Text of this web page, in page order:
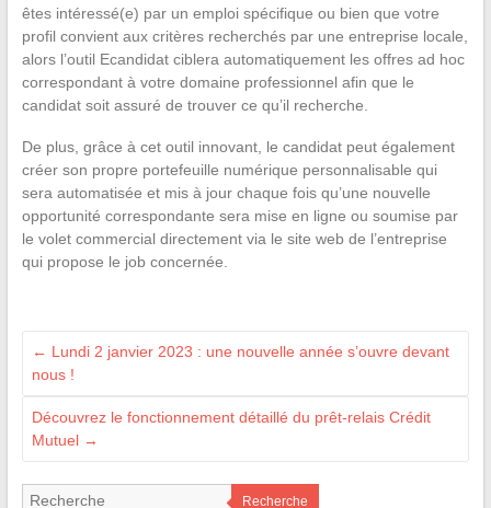
êtes intéressé(e) par un emploi spécifique ou bien que votre
profil convient aux critères recherchés par une entreprise locale,
alors l’outil Ecandidat ciblera automatiquement les offres ad hoc
correspondant à votre domaine professionnel afin que le
candidat soit assuré de trouver ce qu’il recherche.
De plus, grâce à cet outil innovant, le candidat peut également
créer son propre portefeuille numérique personnalisable qui
sera automatisée et mis à jour chaque fois qu’une nouvelle
opportunité correspondante sera mise en ligne ou soumise par
le volet commercial directement via le site web de l’entreprise
qui propose le job concernée.
← Lundi 2 janvier 2023 : une nouvelle année s’ouvre devant
nous !
Découvrez le fonctionnement détaillé du prêt-relais Crédit
Mutuel →
Recherche